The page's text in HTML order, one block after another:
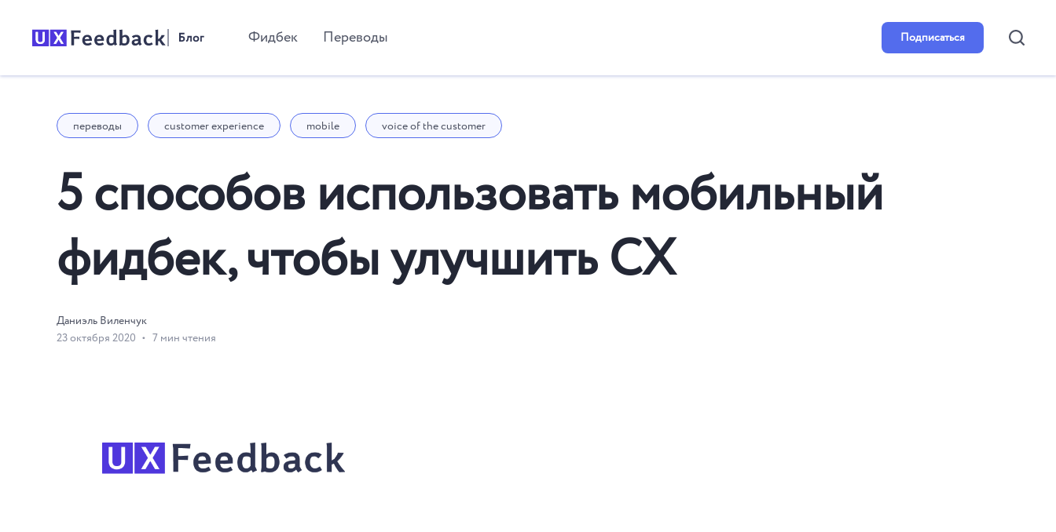
Фидбек Переводы Подписаться
переводы customer experience mobile voice of the customer
5 способов использовать мобильный
фидбек, чтобы улучшить CX
Даниэль Виленчук
23 октября 2020
7 мин чтения